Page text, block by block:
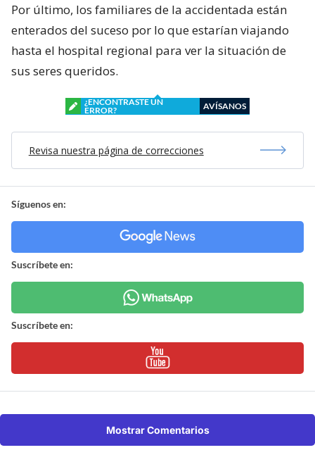
Por último, los familiares de la accidentada están
enterados del suceso por lo que estarían viajando
hasta el hospital regional para ver la situación de
sus seres queridos.
¿ENCONTRASTE UN
ERROR?
AVÍSANOS
Revisa nuestra página de correcciones
Síguenos en:
Suscríbete en:
Suscríbete en:
Mostrar Comentarios